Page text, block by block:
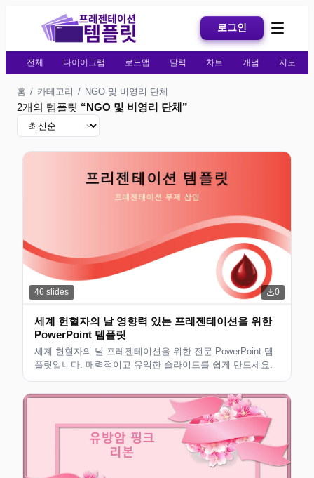
로그인
전체 다이어그램 로드맵 달력 차트 개념 지도
홈 / 카테고리 / NGO 및 비영리 단체
2개의 템플릿 “NGO 및 비영리 단체”
46 slides 0
세계 헌혈자의 날 영향력 있는 프레젠테이션을 위한
PowerPoint 템플릿
세계 헌혈자의 날 프레젠테이션을 위한 전문 PowerPoint 템
플릿입니다. 매력적이고 유익한 슬라이드를 쉽게 만드세요.